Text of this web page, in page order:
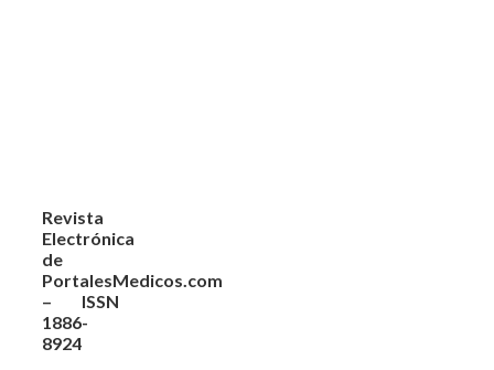
Revista
Electrónica
de
PortalesMedicos.com
– ISSN
1886-
8924